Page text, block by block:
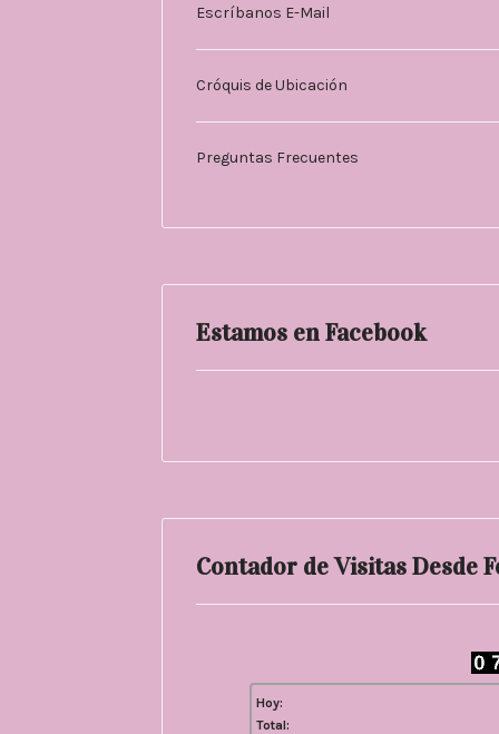
Escríbanos E-Mail
Cróquis de Ubicación
Preguntas Frecuentes
Estamos en Facebook
Contador de Visitas Desde
Hoy:
Total: